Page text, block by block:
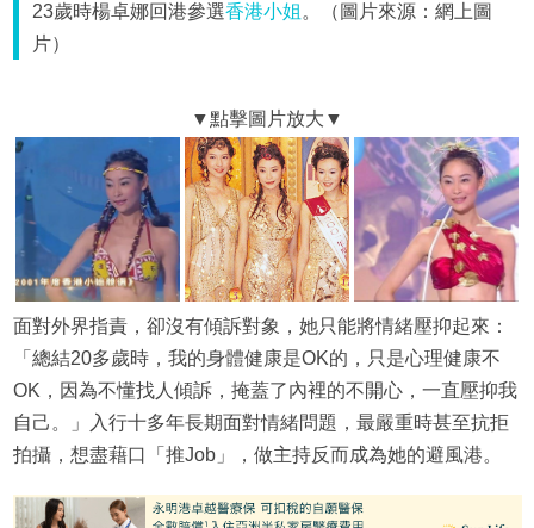
23歲時楊卓娜回港參選香港小姐 。（圖片來源：網上圖
片）
面對外界指責，卻沒有傾訴對象，她只能將情緒壓抑起來：
「總結20多歲時，我的身體健康是OK的，只是心理健康不
OK，因為不懂找人傾訴，掩蓋了內裡的不開心，一直壓抑我
自己。」入行十多年長期面對情緒問題，最嚴重時甚至抗拒
拍攝，想盡藉口「推Job」，做主持反而成為她的避風港。